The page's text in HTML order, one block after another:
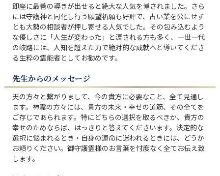
即座に最善の導きが出せると絶大な人気を博されました。さら
には守護神と同化し行う願望祈願も好評で、占い業を公にせず
とも大勢の相談者が押し寄せる人気でした。その包み込むよう
な優しさに「人生が変わった」と涙される方も多く、一世一代
の岐路には、人知を超えた力で絶対的な成就へと導いてくださ
る生粋の霊能者としてお勧めです。
先生からのメッセージ
天の方々と繋がりまして、今の貴方に必要なこと、全て見通し
ます。神霊の方々には、貴方の未来・幸せの道筋、その全てを
ご存じであられます。特にどちらの選択を取るべきか、貴方の
幸せのためならば、はっきりと答えてくださいます。決定的な
選択に悩まれるとき・自身の運命に迷われるときには、どうか
お頼りください。御守護霊様のお言葉を忖度なく全てお伝え致
します。